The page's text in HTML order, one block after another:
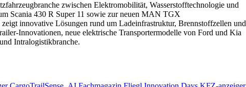
zwischen Elektromobilität, Wasserstofftechnologie und
Scania 430 R Super 11 sowie zur neuen MAN TGX
innovative Lösungen rund um Ladeinfrastruktur, Brennstoffzellen und
Innovationen, neue elektrische Transportermodelle von Ford und Kia
Intralogistikbranche.